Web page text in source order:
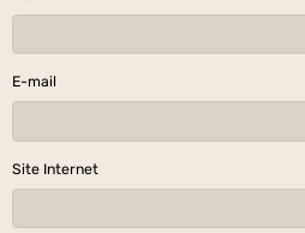
E-mail
Site Internet